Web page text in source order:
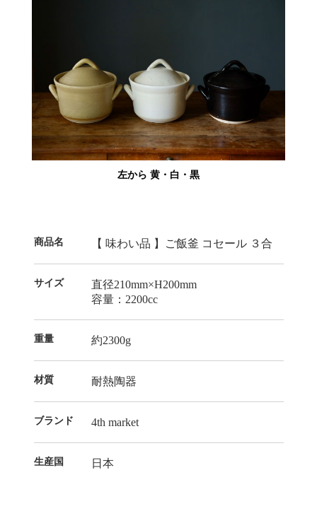
左から 黄・白・黒
商品名 【 味わい品 】ご飯釜 コセール ３合
サイズ
直径210mm×H200mm
容量：2200cc
重量 約2300g
材質 耐熱陶器
ブランド 4th market
生産国 日本